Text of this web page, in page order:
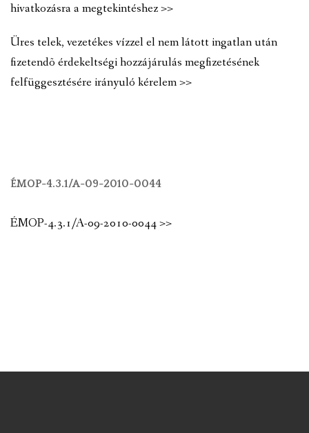
hivatkozásra a megtekintéshez >>
Üres telek, vezetékes vízzel el nem látott ingatlan után
fizetendõ érdekeltségi hozzájárulás megfizetésének
felfüggesztésére irányuló kérelem >>
ÉMOP-4.3.1/A-09-2010-0044
ÉMOP-4.3.1/A-09-2010-0044 >>